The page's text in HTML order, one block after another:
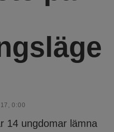
n
0:00
14 ungdomar lämna